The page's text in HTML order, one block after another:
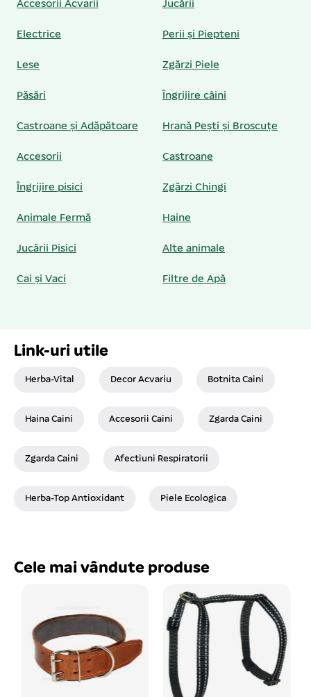
Accesorii Acvarii Jucării
Electrice Perii și Piepteni
Lese Zgărzi Piele
Păsări Îngrijire câini
Castroane și Adăpătoare Hrană Pești și Broscuțe
Accesorii Castroane
Îngrijire pisici Zgărzi Chingi
Animale Fermă Haine
Jucării Pisici Alte animale
Cai și Vaci Filtre de Apă
Link-uri utile
Herba-Vital Decor Acvariu Botnita Caini
Haina Caini Accesorii Caini Zgarda Caini
Zgarda Caini Afectiuni Respiratorii
Herba-Top Antioxidant Piele Ecologica
Cele mai vândute produse